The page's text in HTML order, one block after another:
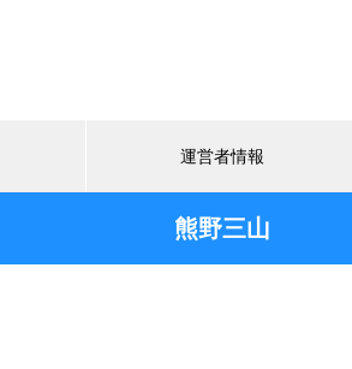
運営者情報
熊野三山